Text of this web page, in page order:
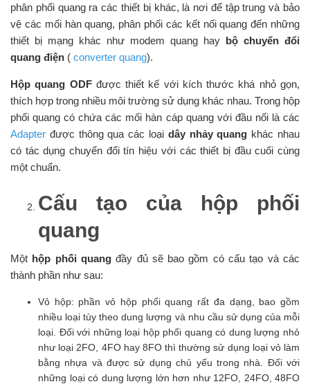
phân phối quang ra các thiết bị khác, là nơi để tập trung và bảo
vệ các mối hàn quang, phân phối các kết nối quang đến những
thiết bị mạng khác như modem quang hay bộ chuyển đổi
quang điện ( converter quang).
Hộp quang ODFđược thiết kế với kích thước khá nhỏ gọn,
thích hợp trong nhiều môi trường sử dụng khác nhau. Trong hộp
phối quang có chứa các mối hàn cáp quang với đầu nối là các
Adapter được thông qua các loại dây nhảy quang khác nhau
có tác dụng chuyển đổi tín hiệu với các thiết bị đầu cuối cùng
một chuẩn.
Cấu tạo của hộp phối
quang
Một hộp phối quangđầy đủ sẽ bao gồm có cấu tạo và các
thành phần như sau:
Vỏ hộp: phần vỏ hộp phối quang rất đa dạng, bao gồm
nhiều loại tùy theo dung lượng và nhu cầu sử dụng của mỗi
loại. Đối với những loại hộp phối quang có dung lượng nhỏ
như loại 2FO, 4FO hay 8FO thì thường sử dụng loại vỏ làm
bằng nhựa và được sử dụng chủ yếu trong nhà. Đối với
những loại có dung lượng lớn hơn như 12FO, 24FO, 48FO